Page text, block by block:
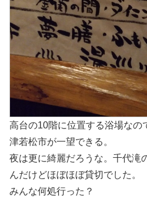
高台の10階に位置する浴場なの
津若松市が一望できる。
夜は更に綺麗だろうな。千代滝
んだけどほぼほぼ貸切でした。
みんな何処行った？